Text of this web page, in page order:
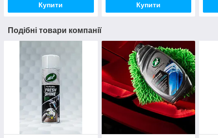
Купити Купити
Подібні товари компанії